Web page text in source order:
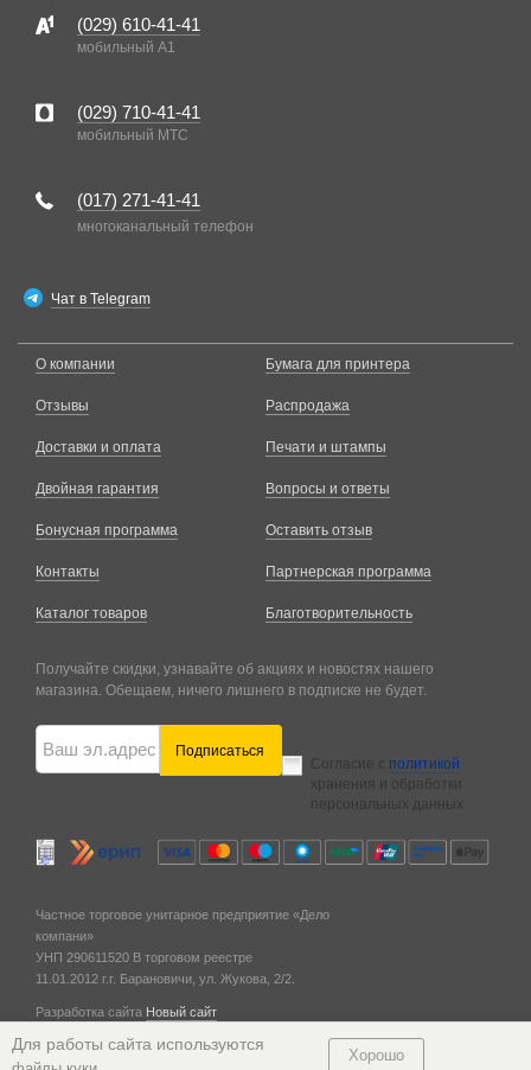
(029) 610-41-41
мобильный A1
(029) 710-41-41
мобильный MTC
(017) 271-41-41
многоканальный телефон
Чат в Telegram
О компании
Отзывы
Доставки и оплата
Двойная гарантия
Бонусная программа
Контакты
Каталог товаров
Бумага для принтера
Распродажа
Печати и штампы
Вопросы и ответы
Оставить отзыв
Партнерская программа
Благотворительность
Получайте скидки, узнавайте об акциях и новостях нашего
магазина. Обещаем, ничего лишнего в подписке не будет.
Подписаться
Согласие с политикой
хранения и обработки
персональных данных
Частное торговое унитарное предприятие «Дело
компани»
УНП 290611520 В торговом реестре
11.01.2012 г. г. Барановичи, ул. Жукова, 2/2.
Разработка сайта Новый сайт
Для работы сайта используются
Хорошо